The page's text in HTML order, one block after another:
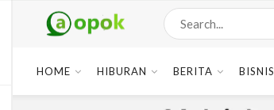
HOME HIBURAN BERITA BISNIS